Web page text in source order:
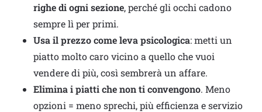
righe di ogni sezione, perché gli occhi cadono
sempre lì per primi.
Usa il prezzo come leva psicologica: metti un
piatto molto caro vicino a quello che vuoi
vendere di più, così sembrerà un affare.
Elimina i piatti che non ti convengono. Meno
opzioni = meno sprechi, più efficienza e servizio